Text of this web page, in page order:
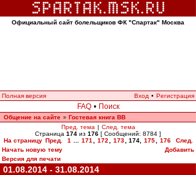
Официальный сайт болельщиков ФК "Спартак" Москва
Полная версия Вход • Регистрация
FAQ • Поиск
Общение на сайте » Гостевая книга ВВ
Пред. тема | След. тема
Страница 174 из 176 [ Сообщений: 8784 ]
На страницу Пред. 1 171 172 173 174, 175 176
След.
Начать новую тему
Добавить
Версия для печати
01.08.2014 - 31.08.2014